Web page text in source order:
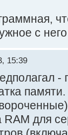
с
15:39
для